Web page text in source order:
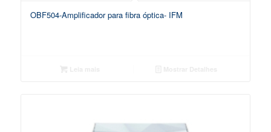
OBF504-Amplificador para fibra óptica- IFM